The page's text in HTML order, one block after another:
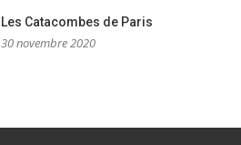
Les Catacombes de Paris
30 novembre 2020